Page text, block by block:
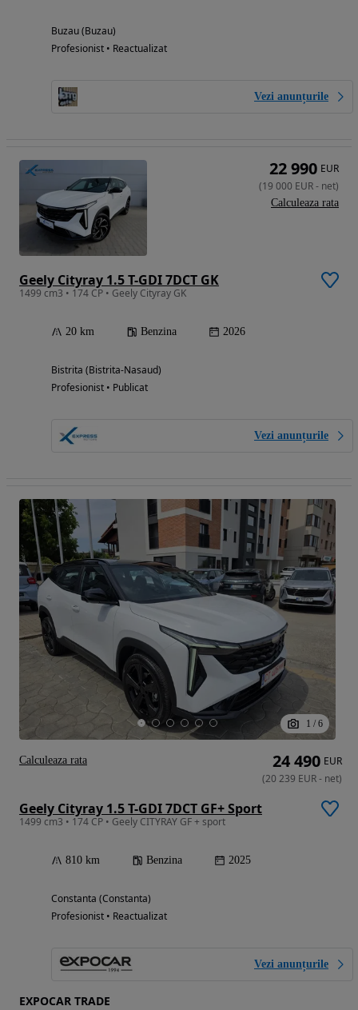
Buzau (Buzau)
Profesionist • Reactualizat
Vezi anunțurile
Geely Cityray 1.5 T-GDI 7DCT GK
1499 cm3 • 174 CP • Geely Cityray GK
20 km Benzina 2026
Bistrita (Bistrita-Nasaud)
Profesionist • Publicat
Vezi anunțurile
22 990 EUR
(19 000 EUR- net)
Calculeaza rata
1 / 6
Geely Cityray 1.5 T-GDI 7DCT GF+ Sport
1499 cm3 • 174 CP • Geely CITYRAY GF + sport
810 km Benzina 2025
Constanta (Constanta)
Profesionist • Reactualizat
Vezi anunțurile
EXPOCAR TRADE
24 490 EUR
(20 239 EUR- net)
Calculeaza rata